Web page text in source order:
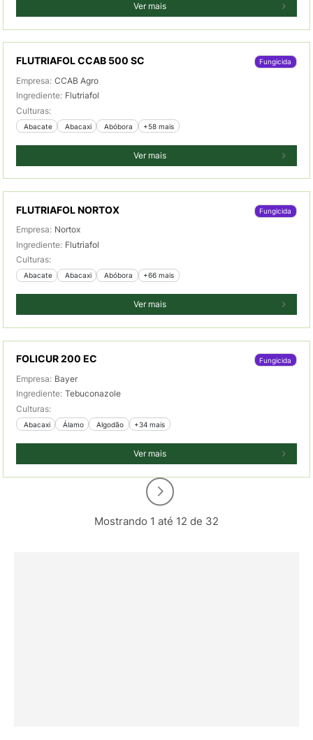
Ver mais
FLUTRIAFOL CCAB 500 SC Fungicida
Empresa: CCAB Agro
Ingrediente: Flutriafol
Culturas:
Abacate Abacaxi Abóbora +58 mais
Ver mais
FLUTRIAFOL NORTOX Fungicida
Empresa: Nortox
Ingrediente: Flutriafol
Culturas:
Abacate Abacaxi Abóbora +66 mais
Ver mais
FOLICUR 200 EC Fungicida
Empresa: Bayer
Ingrediente: Tebuconazole
Culturas:
Abacaxi Álamo Algodão +34 mais
Ver mais
Mostrando 1 até 12 de 32